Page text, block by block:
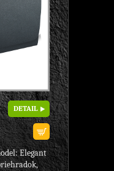
DETAIL
Elegant